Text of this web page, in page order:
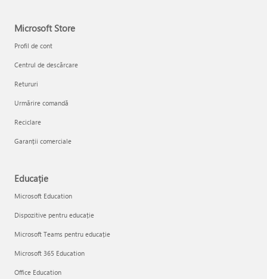
Microsoft Store
Profil de cont
Centrul de descărcare
Retururi
Urmărire comandă
Reciclare
Garanții comerciale
Educație
Microsoft Education
Dispozitive pentru educație
Microsoft Teams pentru educație
Microsoft 365 Education
Office Education